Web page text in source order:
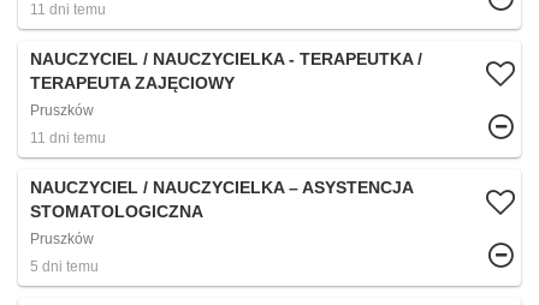
11 dni temu
NAUCZYCIEL / NAUCZYCIELKA - TERAPEUTKA /
TERAPEUTA ZAJĘCIOWY
Pruszków
11 dni temu
NAUCZYCIEL / NAUCZYCIELKA – ASYSTENCJA
STOMATOLOGICZNA
Pruszków
5 dni temu